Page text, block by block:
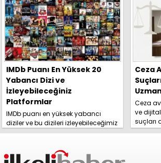
IMDb Puanı En Yüksek 20
Yabancı Dizi ve
İzleyebileceğiniz
Platformlar
IMDb puanı en yüksek yabancı
diziler ve bu dizileri izleyebileceğimiz
platformlar izleyici tarafından
Ceza
Ceza
ve
suçları
yolları